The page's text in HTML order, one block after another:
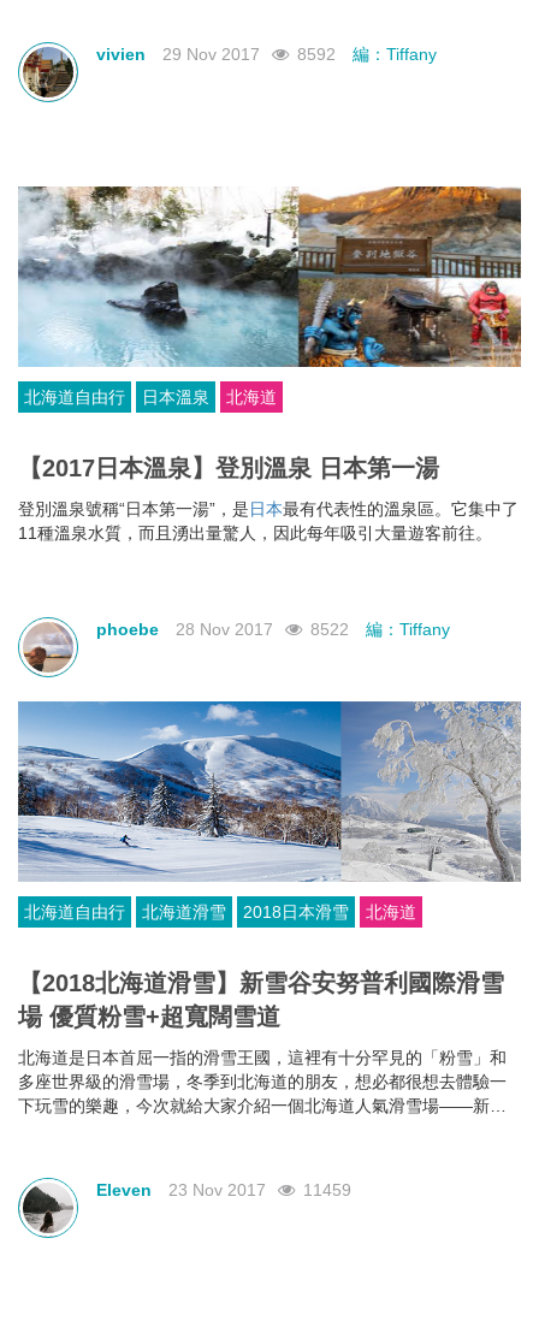
vivien 29 Nov 2017 8592 編：Tiffany
北海道自由行 日本溫泉 北海道
【2017日本溫泉】登別溫泉 日本第一湯
登別溫泉號稱“日本第一湯”，是日本最有代表性的溫泉區。它集中了
11種溫泉水質，而且湧出量驚人，因此每年吸引大量遊客前往。
phoebe 28 Nov 2017 8522 編：Tiffany
北海道自由行 北海道滑雪 2018日本滑雪 北海道
【2018北海道滑雪】新雪谷安努普利國際滑雪
場 優質粉雪+超寬闊雪道
北海道是日本首屈一指的滑雪王國，這裡有十分罕見的「粉雪」和
多座世界級的滑雪場，冬季到北海道的朋友，想必都很想去體驗一
下玩雪的樂趣，今次就給大家介紹一個北海道人氣滑雪場——新雪
Eleven 23 Nov 2017 11459